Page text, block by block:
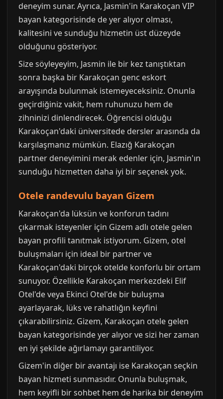
deneyim sunar. Ayrıca, Jasmin'in Karakoçan VIP
bayan kategorisinde de yer alıyor olması,
kalitesini ve sunduğu hizmetin üst düzeyde
olduğunu gösteriyor.
Size söyleyeyim, Jasmin ile bir kez tanıştıktan
sonra başka bir Karakoçan genc eskort
arayışında bulunmak istemeyeceksiniz. Onunla
geçirdiğiniz vakit, hem ruhunuzu hem de
zihninizi dinlendirecek. Öğrencisi olduğu
Karakoçan'daki üniversitede dersler arasında da
karşılaşmanız mümkün. Elazığ Karakoçan
partner deneyimini merak edenler için, Jasmin'ın
sunduğu hizmetten daha iyi bir seçenek yok.
Otele randevulu bayan Gizem
Karakoçan'da lüksün ve konforun tadını
çıkarmak isteyenler için Gizem adlı otele gelen
bayan profili tanıtmak istiyorum. Gizem, otel
buluşmaları için ideal bir partner ve
Karakoçan'daki birçok otelde konforlu bir ortam
sunuyor. Özellikle Karakoçan merkezdeki Elif
Otel'de veya Ekinci Otel'de bir buluşma
ayarlayarak, lüks ve rahatlığın keyfini
çıkarabilirsiniz. Gizem, Karakoçan otele gelen
bayan kategorisinde yer alıyor ve sizi her zaman
en iyi şekilde ağırlamayı garantiliyor.
Gizem'in diğer bir avantajı ise Karakoçan seçkin
bayan hizmeti sunmasıdır. Onunla buluşmak,
hem keyifli bir sohbet hem de harika bir deneyim